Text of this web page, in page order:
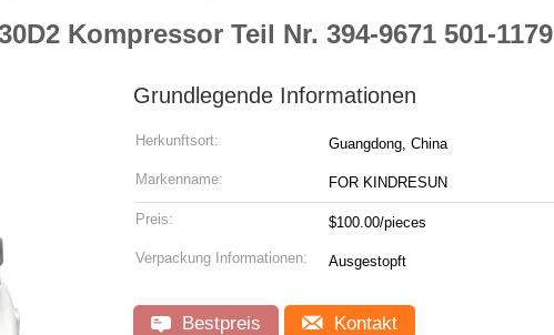
Kompressor Teil Nr. 394-9671 501-1179
Grundlegende Informationen
Herkunftsort: Guangdong, China
Markenname: FOR KINDRESUN
Preis: $100.00/pieces
Verpackung Informationen: Ausgestopft
Bestpreis Kontakt